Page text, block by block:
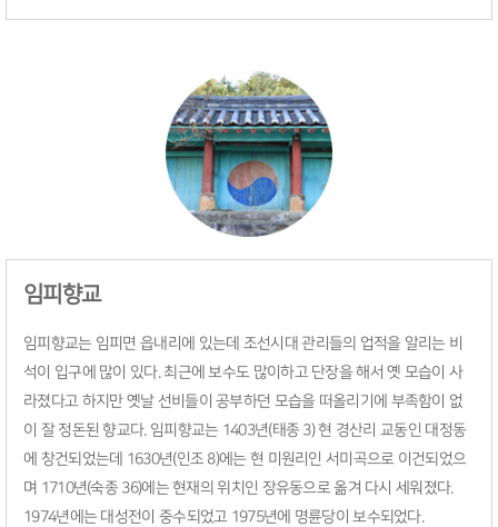
임피향교
임피향교는 임피면 읍내리에 있는데 조선시대 관리들의 업적을 알리는 비
석이 입구에 많이 있다. 최근에 보수도 많이하고 단장을 해서 옛 모습이 사
라졌다고 하지만 옛날 선비들이 공부하던 모습을 떠올리기에 부족함이 없
이 잘 정돈된 향교다. 임피향교는 1403년(태종 3) 현 경산리 교동인 대정동
에 창건되었는데 1630년(인조 8)에는 현 미원리인 서미곡으로 이건되었으
며 1710년(숙종 36)에는 현재의 위치인 장유동으로 옮겨 다시 세워졌다.
1974년에는 대성전이 중수되었고 1975년에 명륜당이 보수되었다.